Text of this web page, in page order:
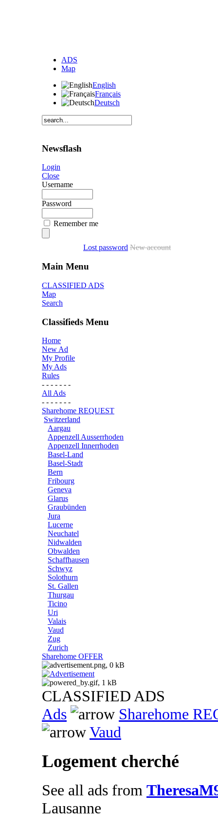
ADS
Map
English
Français
Deutsch
Newsflash
Login
Close
Username
Password
Remember me
Lost password New account
Main Menu
CLASSIFIED ADS
Map
Search
Classifieds Menu
Home
New Ad
My Profile
My Ads
Rules
- - - - - - -
All Ads
- - - - - - -
Sharehome REQUEST
Switzerland
Aargau
Appenzell Ausserrhoden
Appenzell Innerrhoden
Basel-Land
Basel-Stadt
Bern
Fribourg
Geneva
Glarus
Graubünden
Jura
Lucerne
Neuchatel
Nidwalden
Obwalden
Schaffhausen
Schwyz
Solothurn
St. Gallen
Thurgau
Ticino
Uri
Valais
Vaud
Zug
Zurich
Sharehome OFFER
CLASSIFIED ADS
Ads
Sharehome
Vaud
Logement cherché
See all ads from
Lausanne